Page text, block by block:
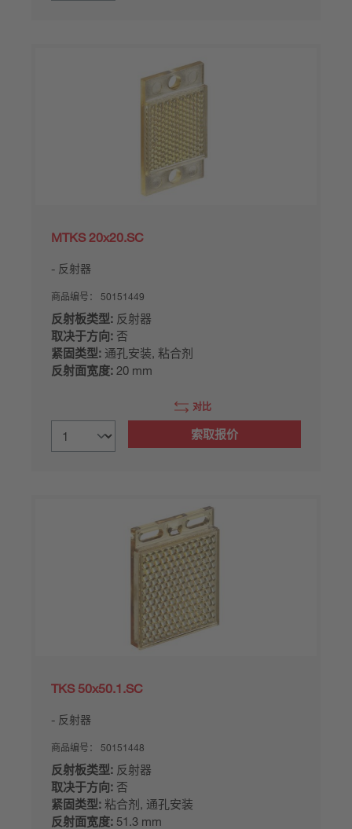
MTKS 20x20.SC
反射器
商品编号： 50151449
反射板类型: 反射器
取决于方向: 否
紧固类型: 通孔安装, 粘合剂
反射面宽度: 20 mm
对比
索取报价
TKS 50x50.1.SC
反射器
商品编号： 50151448
反射板类型: 反射器
取决于方向: 否
紧固类型: 粘合剂, 通孔安装
反射面宽度: 51.3 mm